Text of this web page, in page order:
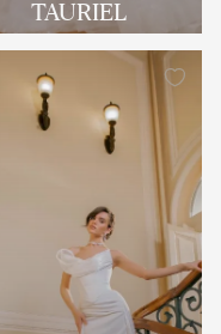
TAURIEL